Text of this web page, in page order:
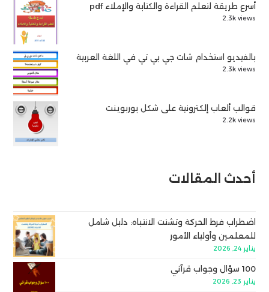
أسرع طريقة لتعلم القراءة والكتابة والإملاء pdf
2.3k views
بالفيديو استخدام شات جي بي تي في اللغة العربية
2.3k views
قوالب ألعاب إلكترونية على شكل بوربوينت
2.2k views
أحدث المقالات
اضطراب فرط الحركة وتشتت الانتباه: دليل شامل
للمعلمين وأولياء الأمور
يناير 24, 2026
100 سؤال وجواب قرآني
يناير 23, 2026